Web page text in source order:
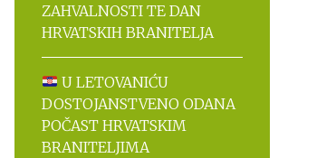
ZAHVALNOSTI TE DAN
HRVATSKIH BRANITELJA
U LETOVANIĆU
DOSTOJANSTVENO ODANA
POČAST HRVATSKIM
BRANITELJIMA